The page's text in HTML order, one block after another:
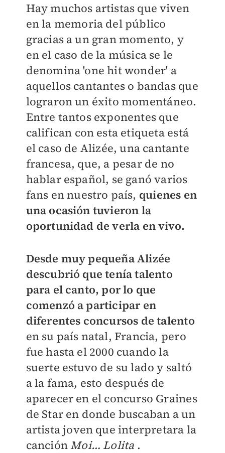
Hay muchos artistas que viven
en la memoria del público
gracias a un gran momento, y
en el caso de la música se le
denomina 'one hit wonder' a
aquellos cantantes o bandas que
lograron un éxito momentáneo.
Entre tantos exponentes que
califican con esta etiqueta está
elcaso de Alizée, una cantante
francesa, que, a pesar de no
hablar español, se ganó varios
fans en nuestro país, quienes en
una ocasión tuvieron la
oportunidad de verla en vivo.
Desde muy pequeña Alizée
descubrió que tenía talento
para el canto, por lo que
comenzó a participar en
diferentes concursos de talento
en su país natal, Francia, pero
fue hasta el 2000 cuando la
suerte estuvo de su lado y saltó
a la fama, esto después de
aparecer en el concurso Graines
de Star en donde buscaban a un
artista joven que interpretara la
canción Moi… Lolita .